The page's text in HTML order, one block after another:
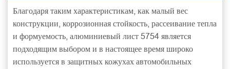
Благодаря таким характеристикам, как малый вес
конструкции, коррозионная стойкость, рассеивание тепла
и формуемость, алюминиевый лист 5754 является
подходящим выбором и в настоящее время широко
используется в защитных кожухах автомобильных